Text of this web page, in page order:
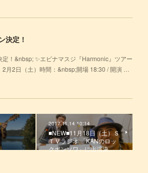
決定！
！&nbsp; ✨エビナマスジ『Harmonic』ツアー
月2日（土）時間：&nbsp;開場 18:30 / 開演 …
2017.11.14 10:14
■NEW■11月18日（土）Ｓ
ＴＶラジオ 「KANのロッ
クボンソワ」に出演決…